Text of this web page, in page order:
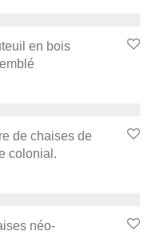
en bois
de chaises de
colonial.
néo-